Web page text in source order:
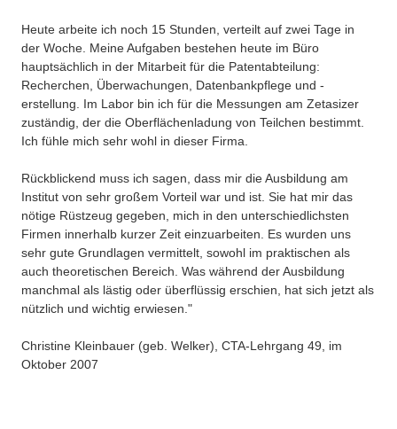
Heute arbeite ich noch 15 Stunden, verteilt auf zwei Tage in
der Woche. Meine Aufgaben bestehen heute im Büro
hauptsächlich in der Mitarbeit für die Patentabteilung:
Recherchen, Überwachungen, Datenbankpflege und -
erstellung. Im Labor bin ich für die Messungen am Zetasizer
zuständig, der die Oberflächenladung von Teilchen bestimmt.
Ich fühle mich sehr wohl in dieser Firma.
Rückblickend muss ich sagen, dass mir die Ausbildung am
Institut von sehr großem Vorteil war und ist. Sie hat mir das
nötige Rüstzeug gegeben, mich in den unterschiedlichsten
Firmen innerhalb kurzer Zeit einzuarbeiten. Es wurden uns
sehr gute Grundlagen vermittelt, sowohl im praktischen als
auch theoretischen Bereich. Was während der Ausbildung
manchmal als lästig oder überflüssig erschien, hat sich jetzt als
nützlich und wichtig erwiesen."
Christine Kleinbauer (geb. Welker), CTA-Lehrgang 49, im
Oktober 2007